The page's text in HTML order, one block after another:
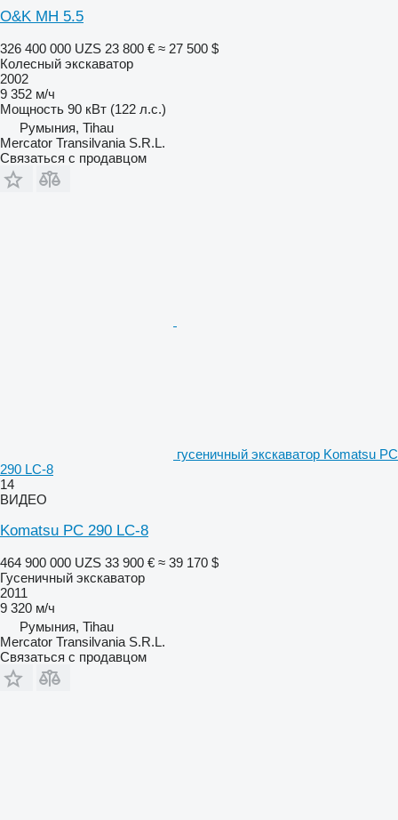
O&K MH 5.5
326 400 000 UZS 23 800 € ≈ 27 500 $
Колесный экскаватор
2002
9 352 м/ч
Мощность 90 кВт (122 л.с.)
Румыния, Tihau
Mercator Transilvania S.R.L.
Связаться с продавцом
гусеничный экскаватор Komatsu PC
290 LC-8
14
ВИДЕО
Komatsu PC 290 LC-8
464 900 000 UZS 33 900 € ≈ 39 170 $
Гусеничный экскаватор
2011
9 320 м/ч
Румыния, Tihau
Mercator Transilvania S.R.L.
Связаться с продавцом